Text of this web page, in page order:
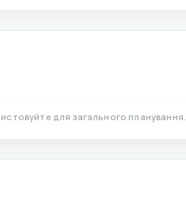
для загального планування.